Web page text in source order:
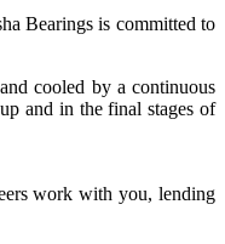
Bearings is committed to
cooled by a continuous
and in the final stages of
work with you, lending